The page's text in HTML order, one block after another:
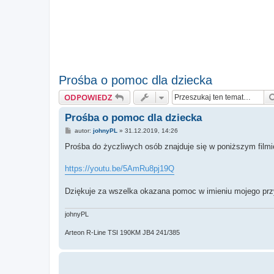
Prośba o pomoc dla dziecka
ODPOWIEDZ
Prośba o pomoc dla dziecka
P
s
autor: johnyPL » 31.12.2019, 14:26
Prośba do życzliwych osób znajduje się w poniższym
https://youtu.be/5AmRu8pj19Q
Dziękuje za wszelka okazana pomoc w imieniu mojego
johnyPL
Arteon R-Line TSI 190KM JB4 241/385